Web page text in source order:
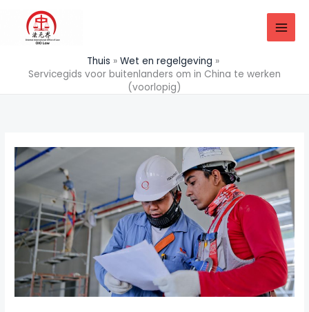
Doorgaan
inhoud
Thuis
Wet en regelgeving
Servicegids voor buitenlanders om in China te werken
(voorlopig)